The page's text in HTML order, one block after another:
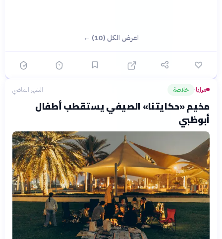
اعرض الكل (10) ←
مرايا› خلاصة الشهر الماضي
مخيم «حكايتنا» الصيفي يستقطب أطفال
أبوظبي